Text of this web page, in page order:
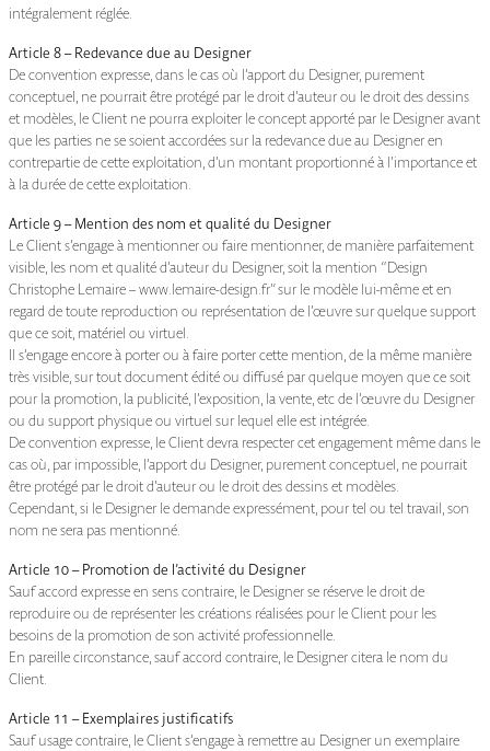
intégralement réglée.
Article 8 – Redevance due au Designer
De convention expresse, dans le cas où l’apport du Designer, purement
conceptuel, ne pourrait être protégé par le droit d’auteur ou le droit des dessins
et modèles, le Client ne pourra exploiter le concept apporté par le Designer avant
que les parties ne se soient accordées sur la redevance due au Designer en
contrepartie de cette exploitation, d’un montant proportionné à l’importance et
à la durée de cette exploitation.
Article 9 – Mention des nom et qualité du Designer
Le Client s’engage à mentionner ou faire mentionner, de manière parfaitement
visible, les nom et qualité d’auteur du Designer, soit la mention “Design
Christophe Lemaire – www.lemaire-design.fr” sur le modèle lui-même et en
regard de toute reproduction ou représentation de l’œuvre sur quelque support
que ce soit, matériel ou virtuel.
Il s’engage encore à porter ou à faire porter cette mention, de la même manière
très visible, sur tout document édité ou diffusé par quelque moyen que ce soit
pour la promotion, la publicité, l’exposition, la vente, etc de l’œuvre du Designer
ou du support physique ou virtuel sur lequel elle est intégrée.
De convention expresse, le Client devra respecter cet engagement même dans le
cas où, par impossible, l’apport du Designer, purement conceptuel, ne pourrait
être protégé par le droit d’auteur ou le droit des dessins et modèles.
Cependant, si le Designer le demande expressément, pour tel ou tel travail, son
nom ne sera pas mentionné.
Article 10 – Promotion de l’activité du Designer
Sauf accord expresse en sens contraire, le Designer se réserve le droit de
reproduire ou de représenter les créations réalisées pour le Client pour les
besoins de la promotion de son activité professionnelle.
En pareille circonstance, sauf accord contraire, le Designer citera le nom du
Client.
Article 11 – Exemplaires justificatifs
Sauf usage contraire, le Client s’engage à remettre au Designer un exemplaire